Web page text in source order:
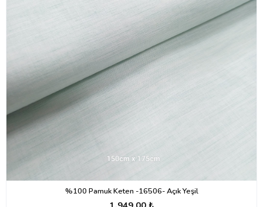
%100 Pamuk Keten -16506- Açık Yeşil